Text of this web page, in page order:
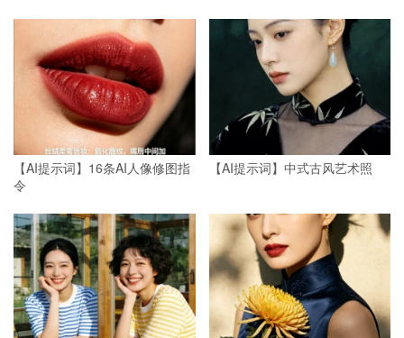
【AI提示词】16条AI人像修图指
令
【AI提示词】中式古风艺术照